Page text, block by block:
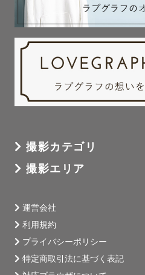
撮影カテゴリ
撮影エリア
運営会社
利用規約
プライバシーポリシー
特定商取引法に基づく表記